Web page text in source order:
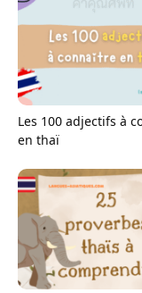
Les 100 adjectifs à
en thaï